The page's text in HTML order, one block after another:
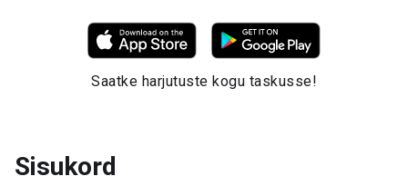
Saatke harjutuste kogu taskusse!
Sisukord